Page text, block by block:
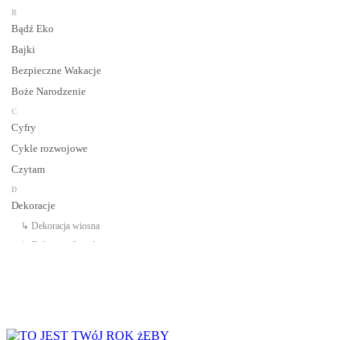
B
Bądź Eko
Bajki
Bezpieczne Wakacje
Boże Narodzenie
C
Cyfry
Cykle rozwojowe
Czytam
D
Dekoracje
↳ Dekoracja wiosna
↳ Dekoracje Jesień